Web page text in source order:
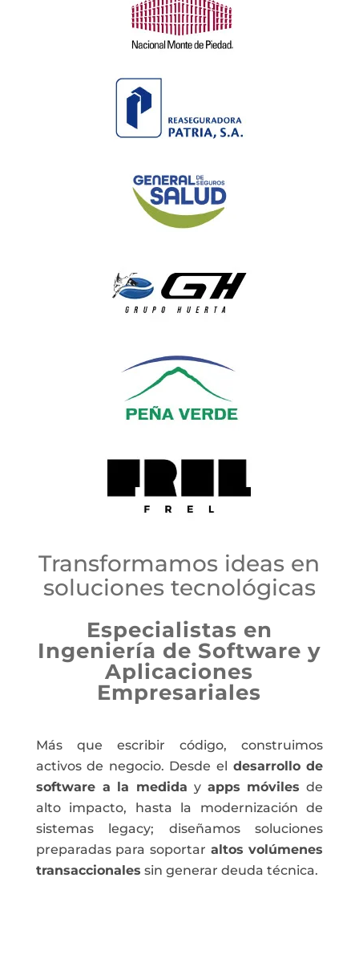
Transformamos ideas en
soluciones tecnológicas
Especialistas en
Ingeniería de Software y
Aplicaciones
Empresariales
Más que escribir código, construimos
activos de negocio. Desde el desarrollo de
software a la medida y apps móviles de
alto impacto, hasta la modernización de
sistemas legacy; diseñamos soluciones
preparadas para soportar altos volúmenes
transaccionales sin generar deuda técnica.